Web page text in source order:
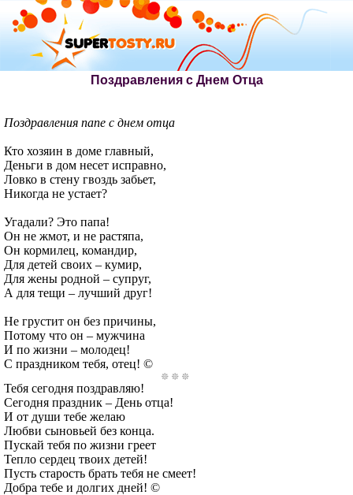
Поздравления с Днем Отца
Поздравления папе с днем отца
Кто хозяин в доме главный,
Деньги в дом несет исправно,
Ловко в стену гвоздь забьет,
Никогда не устает?
Угадали? Это папа!
Он не жмот, и не растяпа,
Он кормилец, командир,
Для детей своих – кумир,
Для жены родной – супруг,
А для тещи – лучший друг!
Не грустит он без причины,
Потому что он – мужчина
И по жизни – молодец!
С праздником тебя, отец! ©
Тебя сегодня поздравляю!
Сегодня праздник – День отца!
И от души тебе желаю
Любви сыновьей без конца.
Пускай тебя по жизни греет
Тепло сердец твоих детей!
Пусть старость брать тебя не смеет!
Добра тебе и долгих дней! ©